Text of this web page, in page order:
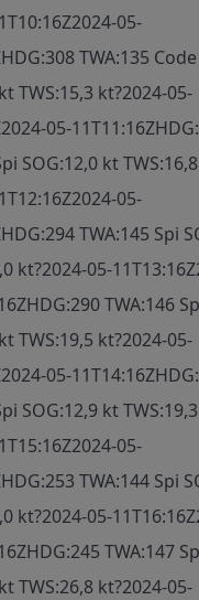
2024-05-
HDG:308 TWA:135
TWS:15,3 kt?2024-05-
2024-05-11T11:16Z
SOG:12,0 kt
2024-05-
HDG:294 TWA:145 Spi
kt?2024-05-11T13:16Z
HDG:290 TWA:146
TWS:19,5 kt?2024-05-
2024-05-11T14:16Z
SOG:12,9 kt
2024-05-
HDG:253 TWA:144 Spi
kt?2024-05-11T16:16Z
HDG:245 TWA:147
TWS:26,8 kt?2024-05-